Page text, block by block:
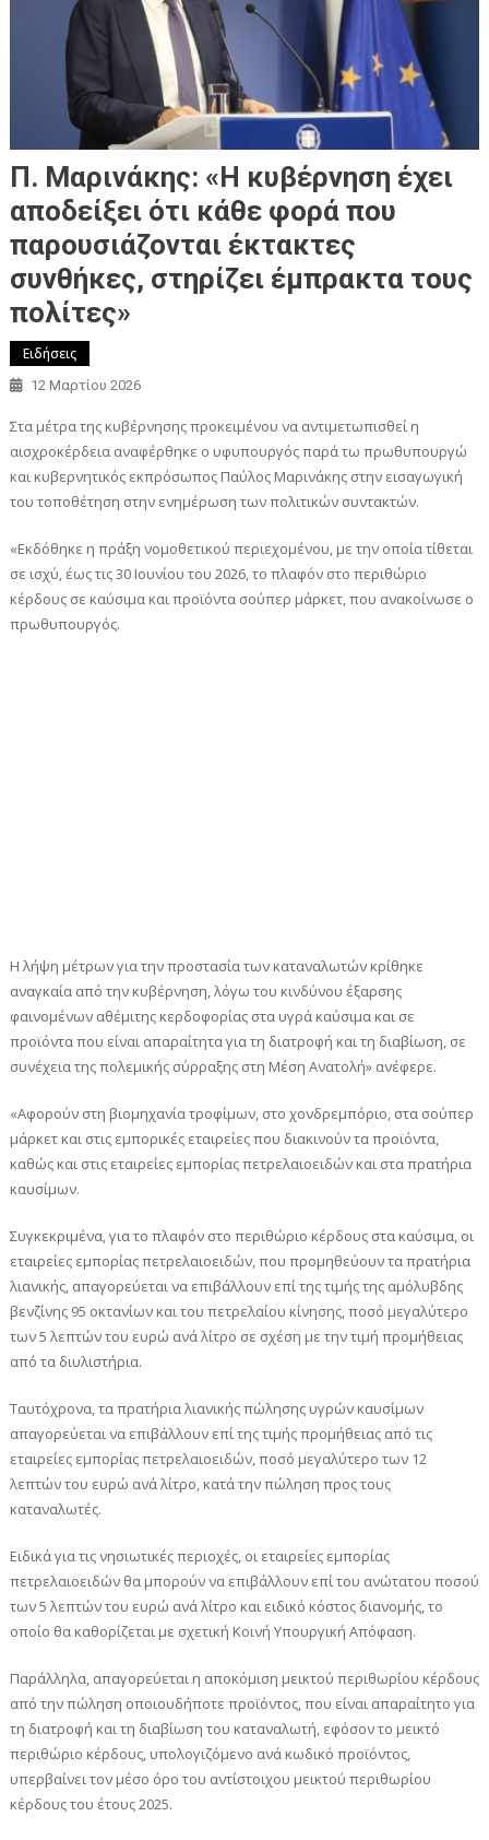
Π. Μαρινάκης: «Η κυβέρνηση έχει
αποδείξει ότι κάθε φορά που
παρουσιάζονται έκτακτες
συνθήκες, στηρίζει έμπρακτα τους
πολίτες»
Ειδήσεις
12 Μαρτίου 2026
Στα μέτρα της κυβέρνησης προκειμένου να αντιμετωπισθεί η
αισχροκέρδεια αναφέρθηκε ο υφυπουργός παρά τω πρωθυπουργώ
και κυβερνητικός εκπρόσωπος Παύλος Μαρινάκης στην εισαγωγική
του τοποθέτηση στην ενημέρωση των πολιτικών συντακτών.
«Εκδόθηκε η πράξη νομοθετικού περιεχομένου, με την οποία τίθεται
σε ισχύ, έως τις 30 Ιουνίου του 2026, το πλαφόν στο περιθώριο
κέρδους σε καύσιμα και προϊόντα σούπερ μάρκετ, που ανακοίνωσε ο
πρωθυπουργός.
Η λήψη μέτρων για την προστασία των καταναλωτών κρίθηκε
αναγκαία από την κυβέρνηση, λόγω του κινδύνου έξαρσης
φαινομένων αθέμιτης κερδοφορίας στα υγρά καύσιμα και σε
προϊόντα που είναι απαραίτητα για τη διατροφή και τη διαβίωση, σε
συνέχεια της πολεμικής σύρραξης στη Μέση Ανατολή» ανέφερε.
«Αφορούν στη βιομηχανία τροφίμων, στο χονδρεμπόριο, στα σούπερ
μάρκετ και στις εμπορικές εταιρείες που διακινούν τα προϊόντα,
καθώς και στις εταιρείες εμπορίας πετρελαιοειδών και στα πρατήρια
καυσίμων.
Συγκεκριμένα, για το πλαφόν στο περιθώριο κέρδους στα καύσιμα, οι
εταιρείες εμπορίας πετρελαιοειδών, που προμηθεύουν τα πρατήρια
λιανικής, απαγορεύεται να επιβάλλουν επί της τιμής της αμόλυβδης
βενζίνης 95 οκτανίων και του πετρελαίου κίνησης, ποσό μεγαλύτερο
των 5 λεπτών του ευρώ ανά λίτρο σε σχέση με την τιμή προμήθειας
από τα διυλιστήρια.
Ταυτόχρονα, τα πρατήρια λιανικής πώλησης υγρών καυσίμων
απαγορεύεται να επιβάλλουν επί της τιμής προμήθειας από τις
εταιρείες εμπορίας πετρελαιοειδών, ποσό μεγαλύτερο των 12
λεπτών του ευρώ ανά λίτρο, κατά την πώληση προς τους
καταναλωτές.
Ειδικά για τις νησιωτικές περιοχές, οι εταιρείες εμπορίας
πετρελαιοειδών θα μπορούν να επιβάλλουν επί του ανώτατου ποσού
των 5 λεπτών του ευρώ ανά λίτρο και ειδικό κόστος διανομής, το
οποίο θα καθορίζεται με σχετική Κοινή Υπουργική Απόφαση.
Παράλληλα, απαγορεύεται η αποκόμιση μεικτού περιθωρίου κέρδους
από την πώληση οποιουδήποτε προϊόντος, που είναι απαραίτητο για
τη διατροφή και τη διαβίωση του καταναλωτή, εφόσον το μεικτό
περιθώριο κέρδους, υπολογιζόμενο ανά κωδικό προϊόντος,
υπερβαίνει τον μέσο όρο του αντίστοιχου μεικτού περιθωρίου
κέρδους του έτους 2025.